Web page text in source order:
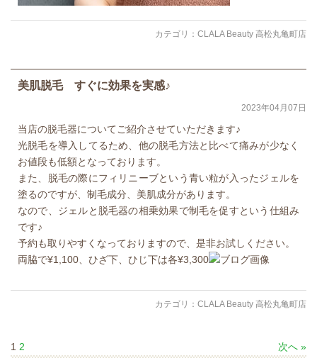
カテゴリ： CLALA Beauty 高松丸亀町店
美肌脱毛 すぐに効果を実感♪
2023年04月07日
当店の脱毛器についてご紹介させていただきます♪
光脱毛を導入してるため、他の脱毛方法と比べて痛みが少なく
お値段も低額となっております。
また、脱毛の際にフィリニーブという青い粒が入ったジェルを
塗るのですが、制毛成分、美肌成分があります。
なので、ジェルと脱毛器の相乗効果で制毛を促すという仕組み
です♪
予約も取りやすくなっておりますので、是非お試しください。
両脇で¥1,100、ひざ下、ひじ下は各¥3,300
カテゴリ： CLALA Beauty 高松丸亀町店
1 2 次へ »